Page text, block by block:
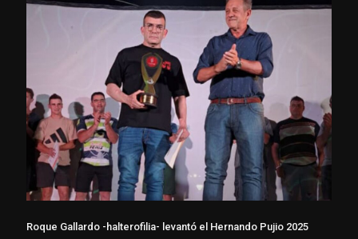
Roque Gallardo -halterofilia- levantó el Hernando Pujio 2025